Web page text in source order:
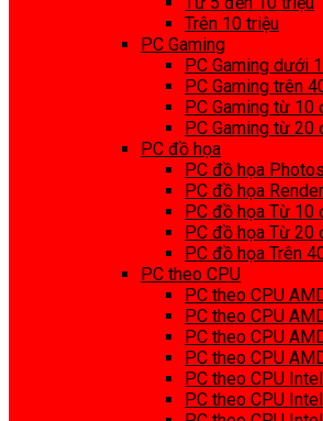
Trên 10 triệu
PC Gaming
PC Gaming dưới
PC Gaming trên
PC Gaming từ 10
PC Gaming từ 20
PC đồ họa
PC đồ họa
PC đồ họa
PC đồ họa Từ 10
PC đồ họa Từ 20
PC đồ họa Trên
PC theo CPU
PC theo CPU
PC theo CPU
PC theo CPU
PC theo CPU
PC theo CPU
PC theo CPU